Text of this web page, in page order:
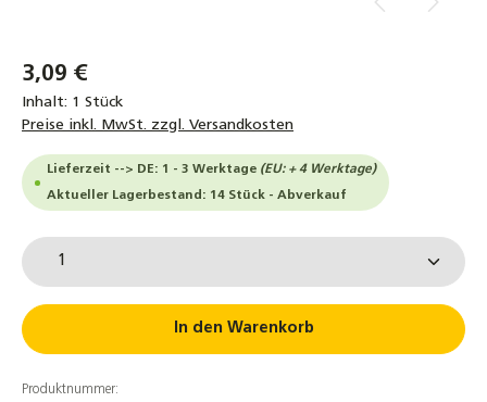
3,09 €
Inhalt: 1 Stück
Preise inkl. MwSt. zzgl. Versandkosten
Lieferzeit --> DE: 1 - 3 Werktage (EU: + 4 Werktage)
Aktueller Lagerbestand: 14 Stück - Abverkauf
Produkt Anzahl: Gib den gewünschten Wert ein
In den Warenkorb
Produktnummer: